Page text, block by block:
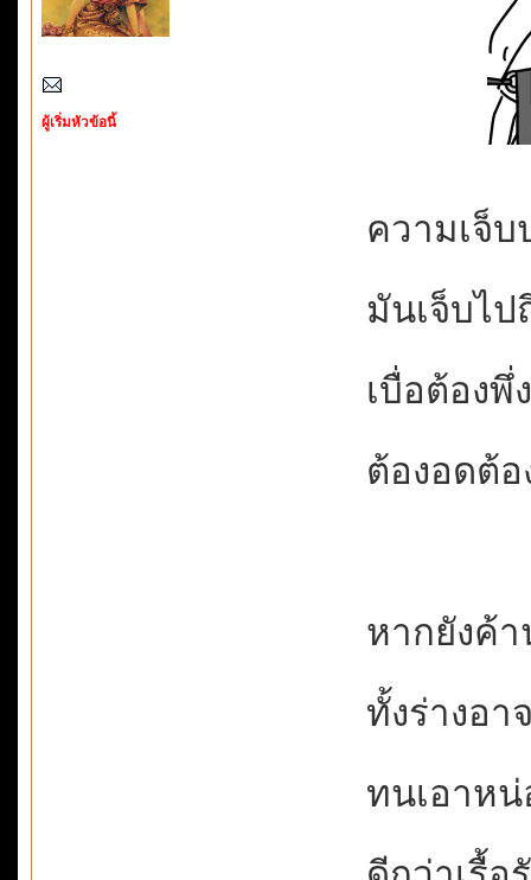
ผู้เริ่มหัวข้อนี้
ความเจ็บ
มันเจ็บไป
เบื่อต้องพึ่
ต้องอดต้
หากยังค้
ทั้งร่างอา
ทนเอาหน่